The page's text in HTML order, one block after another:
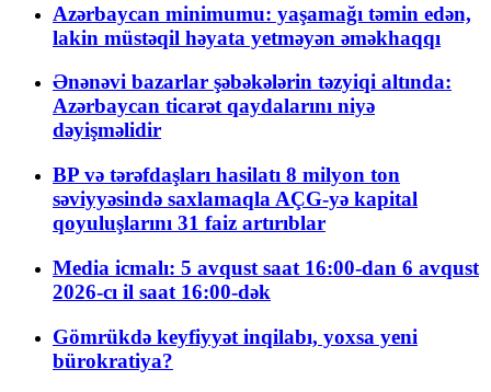
Azərbaycan minimumu: yaşamağı təmin edən,
lakin müstəqil həyata yetməyən əməkhaqqı
Ənənəvi bazarlar şəbəkələrin təzyiqi altında:
Azərbaycan ticarət qaydalarını niyə
dəyişməlidir
BP və tərəfdaşları hasilatı 8 milyon ton
səviyyəsində saxlamaqla AÇG-yə kapital
qoyuluşlarını 31 faiz artırıblar
Media icmalı: 5 avqust saat 16:00-dan 6 avqust
2026-cı il saat 16:00-dək
Gömrükdə keyfiyyət inqilabı, yoxsa yeni
bürokratiya?